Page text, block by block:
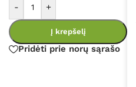
- +
Į krepšelį
Pridėti prie norų sąrašo